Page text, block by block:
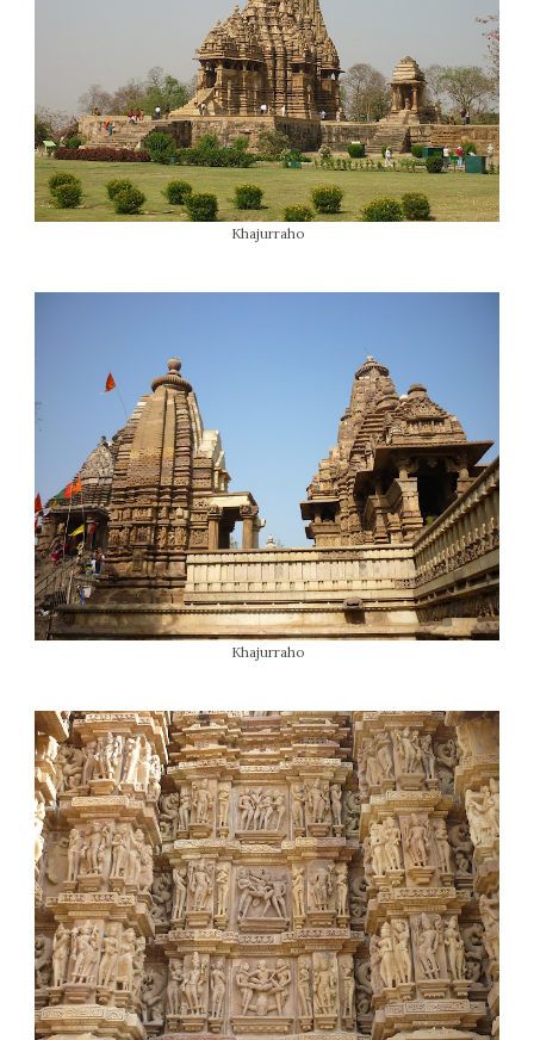
Khajurraho
Khajurraho